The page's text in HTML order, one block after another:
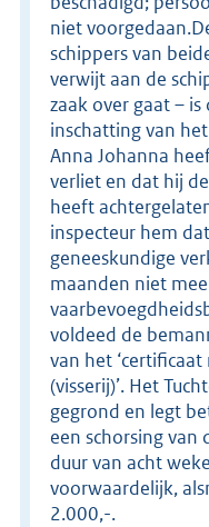
niet
schippers van
verwijt aan de
zaak over gaat –
inschatting van
Anna Johanna
verliet en dat hij
heeft
inspecteur hem
geneeskundige
maanden niet
voldeed de
van het
(visserij)’. Het
gegrond en legt
een schorsing van
duur van acht
voorwaardelijk,
2.000,-.